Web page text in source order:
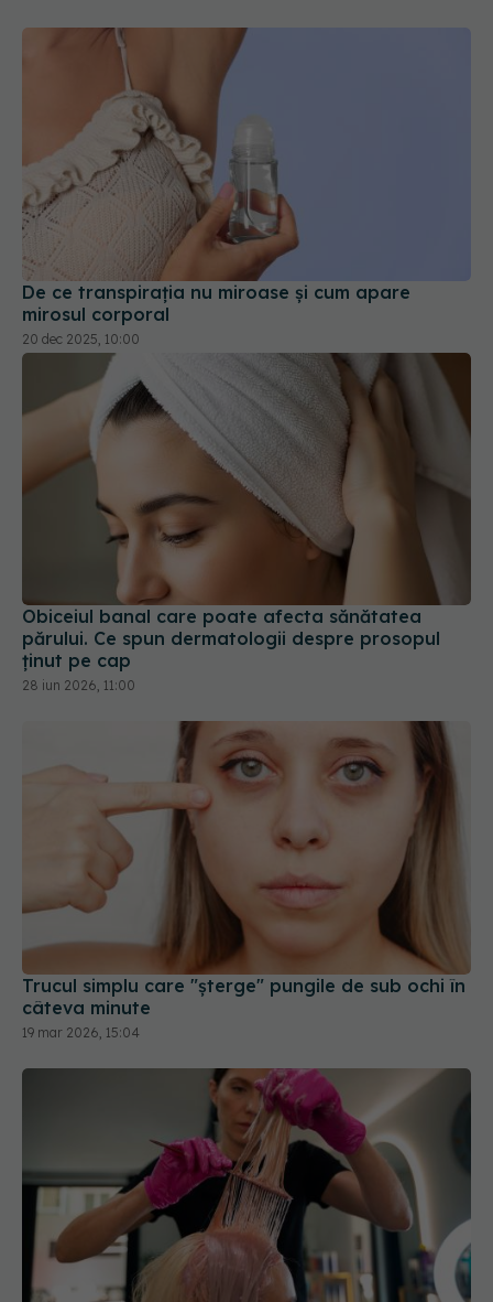
De ce transpirația nu miroase și cum apare
mirosul corporal
20 dec 2025, 10:00
Obiceiul banal care poate afecta sănătatea
părului. Ce spun dermatologii despre prosopul
ținut pe cap
28 iun 2026, 11:00
Trucul simplu care "șterge" pungile de sub ochi în
câteva minute
19 mar 2026, 15:04